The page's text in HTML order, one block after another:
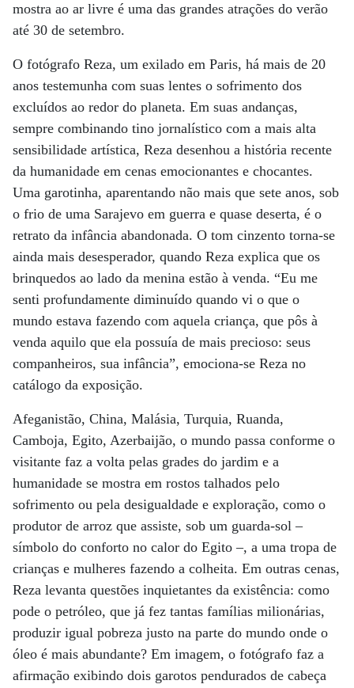
mostra ao ar livre é uma das grandes atrações do verão
até 30 de setembro.
O fotógrafo Reza, um exilado em Paris, há mais de 20
anos testemunha com suas lentes o sofrimento dos
excluídos ao redor do planeta. Em suas andanças,
sempre combinando tino jornalístico com a mais alta
sensibilidade artística, Reza desenhou a história recente
da humanidade em cenas emocionantes e chocantes.
Uma garotinha, aparentando não mais que sete anos, sob
o frio de uma Sarajevo em guerra e quase deserta, é o
retrato da infância abandonada. O tom cinzento torna-se
ainda mais desesperador, quando Reza explica que os
brinquedos ao lado da menina estão à venda. “Eu me
senti profundamente diminuído quando vi o que o
mundo estava fazendo com aquela criança, que pôs à
venda aquilo que ela possuía de mais precioso: seus
companheiros, sua infância”, emociona-se Reza no
catálogo da exposição.
Afeganistão, China, Malásia, Turquia, Ruanda,
Camboja, Egito, Azerbaijão, o mundo passa conforme o
visitante faz a volta pelas grades do jardim e a
humanidade se mostra em rostos talhados pelo
sofrimento ou pela desigualdade e exploração, como o
produtor de arroz que assiste, sob um guarda-sol –
símbolo do conforto no calor do Egito –, a uma tropa de
crianças e mulheres fazendo a colheita. Em outras cenas,
Reza levanta questões inquietantes da existência: como
pode o petróleo, que já fez tantas famílias milionárias,
produzir igual pobreza justo na parte do mundo onde o
óleo é mais abundante? Em imagem, o fotógrafo faz a
afirmação exibindo dois garotos pendurados de cabeça